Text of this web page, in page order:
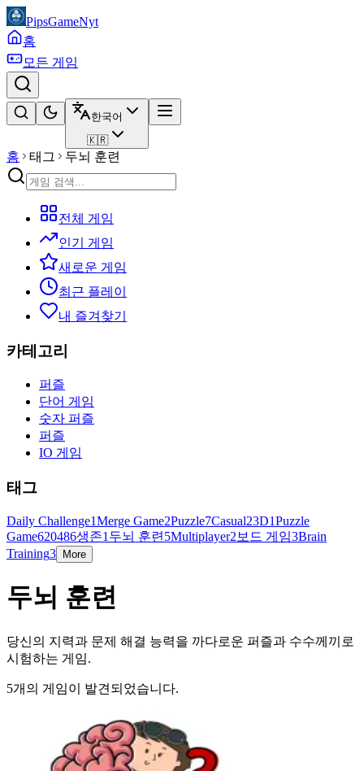
PipsGameNyt
홈
모든 게임
한국어
🇰🇷
홈 태그 두뇌 훈련
전체 게임
인기 게임
새로운 게임
최근 플레이
내 즐겨찾기
카테고리
퍼즐
단어 게임
숫자 퍼즐
퍼즐
IO 게임
태그
Daily Challenge1Merge Game2Puzzle7Casual23D1Puzzle
Game620486생존1 두뇌 훈련 5Multiplayer2 보드 게임3Brain
Training3 More
두뇌 훈련
당신의 지력과 문제 해결 능력을 까다로운 퍼즐과 수수께끼로
시험하는 게임.
5개의 게임이 발견되었습니다.